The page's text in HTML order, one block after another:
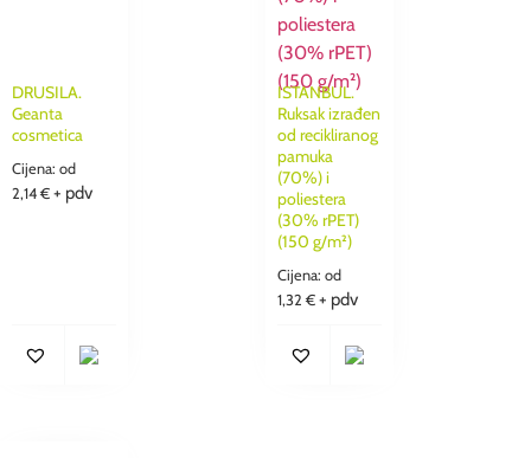
DRUSILA.
Geanta
cosmetica
Cijena: od
2,14 € + pdv
ISTANBUL.
Ruksak izrađen
od recikliranog
pamuka
(70%) i
poliestera
(30% rPET)
(150 g/m²)
Cijena: od
1,32 € + pdv